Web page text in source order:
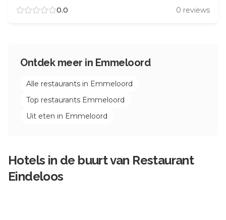
0.0
0 reviews
Ontdek meer in Emmeloord
Alle restaurants in Emmeloord
Top restaurants Emmeloord
Uit eten in Emmeloord
Hotels in de buurt van Restaurant
Eindeloos